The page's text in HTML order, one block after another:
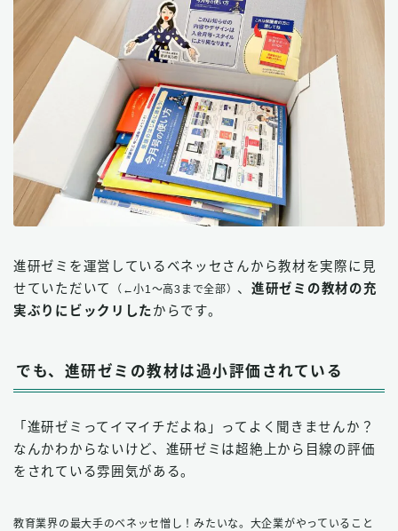
進研ゼミを運営しているベネッセさんから教材を実際に見
せていただいて
（←小1〜高3まで全部） 、進研ゼミの教材の充
実ぶりにビックリした からです。
でも、進研ゼミの教材は過小評価されている
「進研ゼミってイマイチだよね」ってよく聞きませんか？
なんかわからないけど、進研ゼミは超絶上から目線の評価
をされている雰囲気がある。
教育業界の最大手のベネッセ憎し！みたいな。大企業がやっていること